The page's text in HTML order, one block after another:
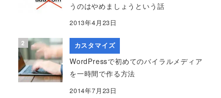
うのはやめましょうという話
2013年4月23日
カスタマイズ
WordPressで初めてのバイラルメディア
を一時間で作る方法
2014年7月23日